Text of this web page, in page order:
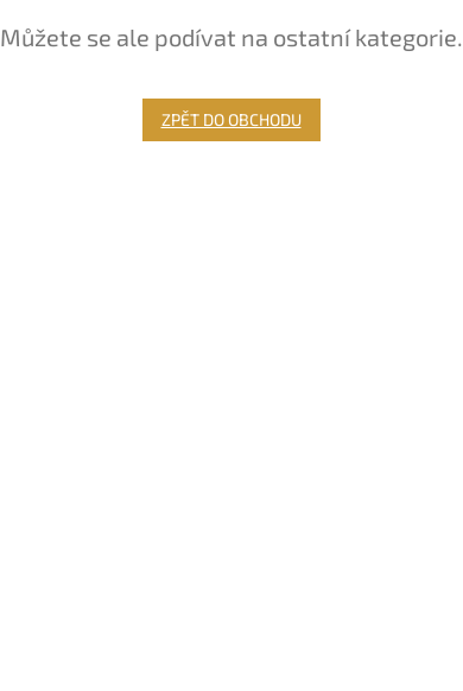
Můžete se ale podívat na ostatní kategorie.
ZPĚT DO OBCHODU